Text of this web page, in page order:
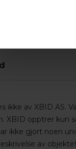
ikke av XBID AS.
XBID opptrer kun
ikke gjort noen
av